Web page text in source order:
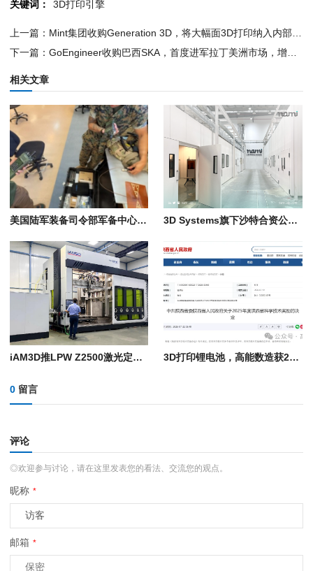
关键词： 3D打印引擎
相关文章
美国陆军装备司令部军备中心在“2026年勇敢盾牌”演习中展示远程3D打印电子设备技术 3D Systems旗下沙特合资公司NAMI获得军事制造许可证
iAM3D推LPW Z2500激光定向能量沉积系统：8轴双模激光沉积系统，构建体积2米级 3D打印锂电池，高能数造获2025年度陕西省科学技术奖
0 留言
评论
◎欢迎参与讨论，请在这里发表您的看法、交流您的观点。
昵称 *
邮箱 *